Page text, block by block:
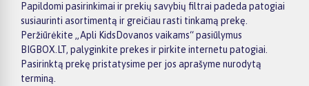
Papildomi pasirinkimai ir prekių savybių filtrai padeda patogiai
susiaurinti asortimentą ir greičiau rasti tinkamą prekę.
Peržiūrėkite „Apli KidsDovanos vaikams“ pasiūlymus
BIGBOX.LT, palyginkite prekes ir pirkite internetu patogiai.
Pasirinktą prekę pristatysime per jos aprašyme nurodytą
terminą.